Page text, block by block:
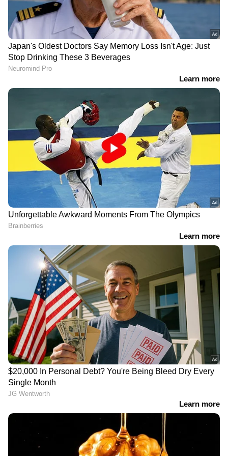
കൂട്ടത്തല്ല്- വീഡിയോ
DOWNLOAD APP
ഇന്ത്യയിലെയും ലോകമെമ്പാടുമുള്ള എല്ലാ
അറിയാൻ എപ്പോഴും ഏഷ്യാനെറ്റ്
തത്സമയ അപ്‌ഡേറ്റുകളും ആഴത്തിലുള്ള
വിശകലനവും സമഗ്രമായ റിപ്പോർട്ടിംഗും —
എല്ലാം ഒരൊറ്റ സ്ഥലത്ത്. ഏത് സമയത്തും,
എവിടെയും വിശ്വസനീയമായ വാർത്തകൾ
ലഭിക്കാൻ
Asianet News Malayalam
RECOMMENDED STORIES